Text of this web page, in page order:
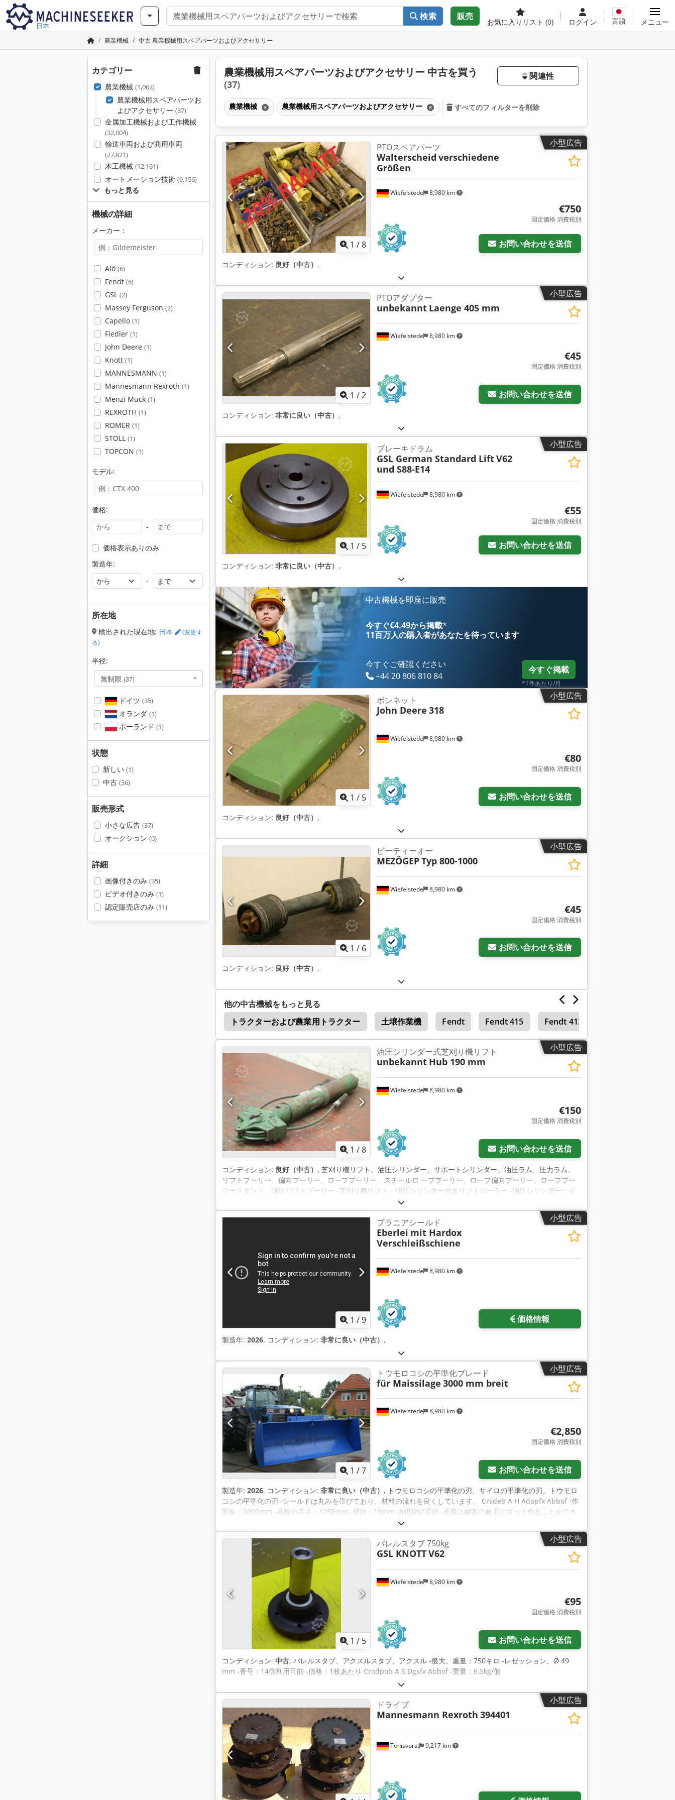
日本
検索 販売
お気に入りリスト (0) ログイン 言語 メニュー
農業機械 中古 農業機械用スペアパーツおよびアクセサリー
カテゴリー
農業機械 (1,063)
農業機械用スペアパーツお
よびアクセサリー (37)
金属加工機械および工作機械
(32,004)
輸送車両および商用車両
(27,821)
木工機械 (12,161)
オートメーション技術 (9,156)
もっと見る
機械の詳細
メーカー：
Alö (6)
Fendt (6)
GSL (2)
Massey Ferguson (2)
Capello (1)
Fiedler (1)
John Deere (1)
Knott (1)
MANNESMANN (1)
Mannesmann Rexroth (1)
Menzi Muck (1)
REXROTH (1)
ROMER (1)
STOLL (1)
TOPCON (1)
モデル:
価格:
-
価格表示ありのみ
製造年:
-
所在地
検出された現在地: 日本
(変更す
る)
半径:
無制限 (37)
ドイツ (35)
オランダ (1)
ポーランド (1)
状態
新しい (1)
中古 (36)
販売形式
小さな広告 (37)
オークション (0)
詳細
画像付きのみ (35)
ビデオ付きのみ (1)
認定販売店のみ (11)
農業機械用スペアパーツおよびアクセサリー 中古を買う
(37)
関連性
農業機械 農業機械用スペアパーツおよびアクセサリー すべてのフィルターを削除
小型広告
1 /8
Wiefelstede 8,980 km
PTOスペアパーツ
Walterscheid verschiedene
Größen
€750
固定価格 消費税別
お問い合わせを送信
コンディション: 良好（中古） ,
小型広告
さらに画像をリクエスト
1 /2
Wiefelstede 8,980 km
PTOアダプター
unbekannt Laenge 405 mm
€45
固定価格 消費税別
お問い合わせを送信
コンディション: 非常に良い（中古） ,
小型広告
1 / 5
Wiefelstede 8,980 km
ブレーキドラム
GSL German Standard LiftV62
und S88-E14
€55
固定価格 消費税別
お問い合わせを送信
コンディション: 非常に良い（中古） ,
中古機械を即座に販売
今すぐ€4.49から掲載*
11百万人の購入者があなたを待っています
今すぐご確認ください
+44 20 806 810 84
今すぐ掲載
*1件あたり/月
小型広告
1 / 5
Wiefelstede 8,980 km
ボンネット
John Deere 318
€80
固定価格 消費税別
お問い合わせを送信
コンディション: 良好（中古） ,
小型広告
1 / 6
Wiefelstede 8,980 km
ピーティーオー
MEZÖGEPTyp 800-1000
€45
固定価格 消費税別
お問い合わせを送信
コンディション: 良好（中古） ,
他の中古機械をもっと見る
トラクターおよび農業用トラクター
土壌作業機 Fendt Fendt 415 Fendt 413
小型広告
1 /8
Wiefelstede 8,980 km
油圧シリンダー式芝刈り機リフト
unbekannt Hub 190 mm
€150
固定価格 消費税別
お問い合わせを送信
コンディション: 良好（中古） , 芝刈り機リフト、油圧シリンダー、サポートシリンダー、油圧ラム、圧力ラム、
リフトプーリー、偏向プーリー、ローププーリー、スチールロ ーププーリー、ロープ偏向プーリー、ローププー
リースタンド、油圧リフトプーリー -芝刈り機リフト：油圧シリンダー付きリフトローラー -油圧シリンダー：ボ
ッシュストローク190mm Crsdpsv Iycisfx Abbof -数: 2x芝刈り機リフト利用可能 -価格: 1個あたり -輸送寸
法:480/130/H67mm -総重量: 6.1kg/個
小型広告
1 /9
Wiefelstede 8,980 km
プラニアシールド
Eberlei mit Hardox
Verschleißschiene
価格情報
製造年: 2026, コンディション: 非常に良い（中古） ,
小型広告
1 /7
Wiefelstede 8,980 km
トウモロコシの平準化ブレード
für Maissilage 3000 mm breit
€2,850
固定価格 消費税別
お問い合わせを送信
製造年: 2026, コンディション: 非常に良い（中古） , トウモロコシの平準化の刃、サイロの平準化の刃、トウモロ
コシの平準化の刃 -シールドは丸みを帯びており、材料の流れを良くしています。 Crsdeb A H Adopfx Abbof -作
業幅：3000mm -看板の高さ：1250mm -壁厚：18mm -納期約2週間 -重量は顧客の要求に従って作ることができ
小型広告
1 / 5
Wiefelstede 8,980 km
バレルスタブ 750kg
GSL KNOTTV62
€95
固定価格 消費税別
お問い合わせを送信
コンディション: 中古, バレルスタブ、アクスルスタブ、アクスル -最大。重量：750キロ -レゼッション。Ø 49
mm -番号：14倍利用可能 -価格：1枚あたり Crodpob A S Dgsfx Abbof -重量：6.5kg/個
小型広告
Tönisvorst 9,217 km
ドライブ
Mannesmann Rexroth 394401